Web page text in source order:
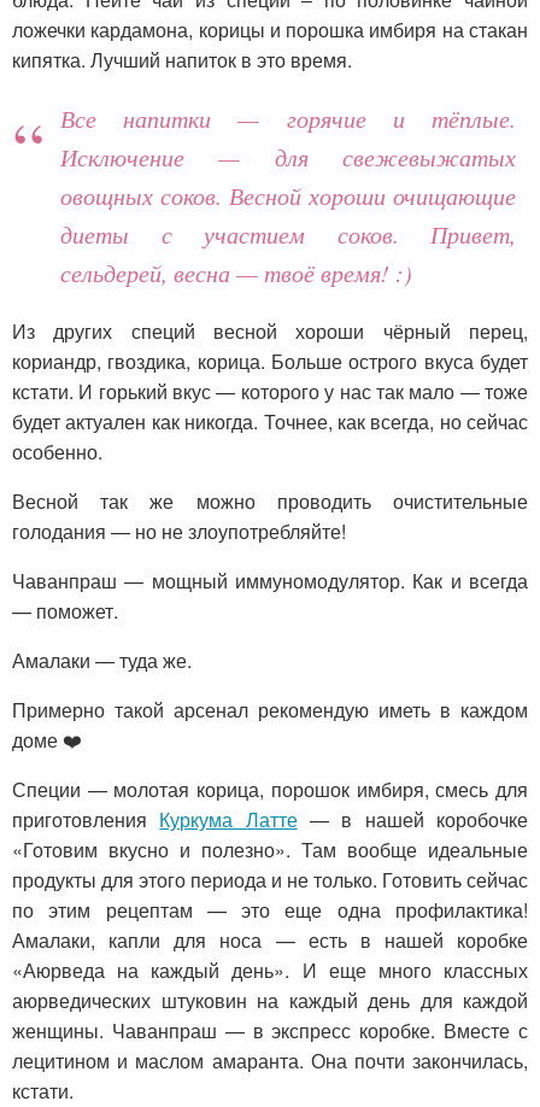
ложечки кардамона, корицы и порошка имбиря на стакан
кипятка. Лучший напиток в это время.
Все напитки — горячие и тёплые.
Исключение — для свежевыжатых
овощных соков. Весной хороши очищающие
диеты с участием соков. Привет,
сельдерей, весна — твоё время! :)
Из других специй весной хороши чёрный перец,
кориандр, гвоздика, корица. Больше острого вкуса будет
кстати. И горький вкус — которого у нас так мало — тоже
будет актуален как никогда. Точнее, как всегда, но сейчас
особенно.
Весной так же можно проводить очистительные
голодания — но не злоупотребляйте!
Чаванпраш — мощный иммуномодулятор. Как и всегда
— поможет.
Амалаки — туда же.
Примерно такой арсенал рекомендую иметь в каждом
доме ❤️
Специи — молотая корица, порошок имбиря, смесь для
приготовления Куркума Латте— в нашей коробочке
«Готовим вкусно и полезно». Там вообще идеальные
продукты для этого периода и не только. Готовить сейчас
по этим рецептам — это еще одна профилактика!
Амалаки, капли для носа — есть в нашей коробке
«Аюрведа на каждый день». И еще много классных
аюрведических штуковин на каждый день для каждой
женщины. Чаванпраш — в экспресс коробке. Вместе с
лецитином и маслом амаранта. Она почти закончилась,
кстати.